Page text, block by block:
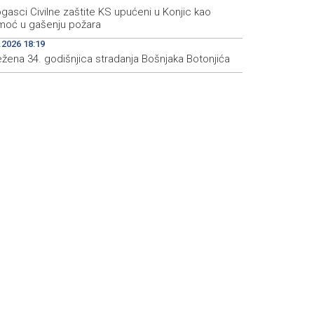
Civilne zaštite KS upućeni u Konjic kao
u gašenju požara
18:19
34. godišnjica stradanja Bošnjaka Botonjića